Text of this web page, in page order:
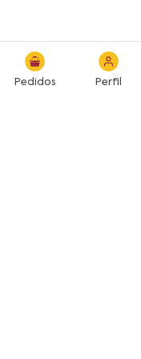
Pedidos Perfil